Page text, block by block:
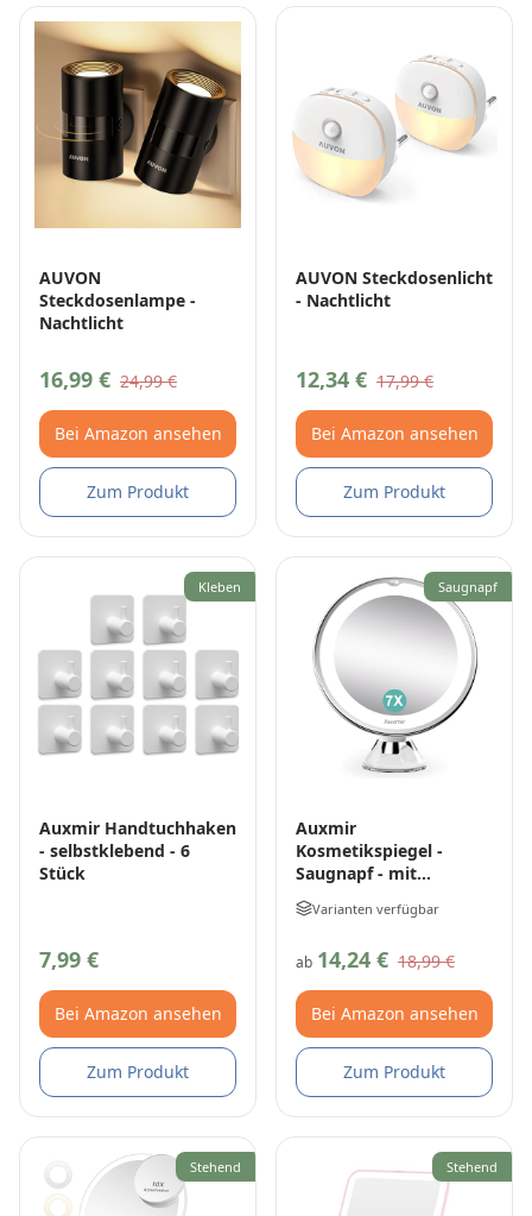
AUVON
Steckdosenlampe -
Nachtlicht
16,99 € 24,99 €
Bei Amazon ansehen
Zum Produkt
AUVON Steckdosenlicht
- Nachtlicht
12,34 € 17,99 €
Bei Amazon ansehen
Zum Produkt
Kleben
Auxmir Handtuchhaken
- selbstklebend - 6
Stück
7,99 €
Bei Amazon ansehen
Zum Produkt
Saugnapf
Auxmir
Kosmetikspiegel -
Saugnapf - mit
Beleuchtung
Varianten verfügbar
ab 14,24 € 18,99 €
Bei Amazon ansehen
Zum Produkt
Stehend Stehend